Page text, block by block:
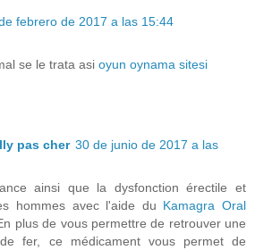
febrero de 2017 a las 15:44
se le trata asi oyun oynama sitesi
pas cher 30 de junio de 2017 a las
ainsi que la dysfonction érectile et
hommes avec l'aide du Kamagra Oral
plus de vous permettre de retrouver une
fer, ce médicament vous permet de